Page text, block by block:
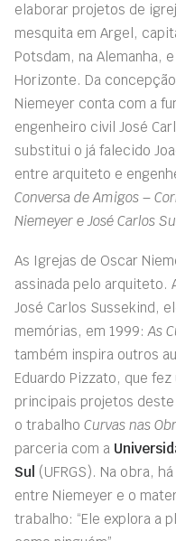
elaborar projetos de
mesquita em Argel,
Potsdam, na Alemanha,
Horizonte. Da
Niemeyer conta com a
engenheiro civil José
substitui o já falecido
entre arquiteto e
Conversa de Amigos –
Niemeyer e José Carlos
As Igrejas de Oscar
assinada pelo arquiteto.
José Carlos Sussekind,
memórias, em 1999:As
também inspira outros
Eduardo Pizzato, que
principais projetos
o trabalho Curvas nas
parceria com a
Sul (UFRGS). Na obra,
entre Niemeyer e o
trabalho: “Ele explora a